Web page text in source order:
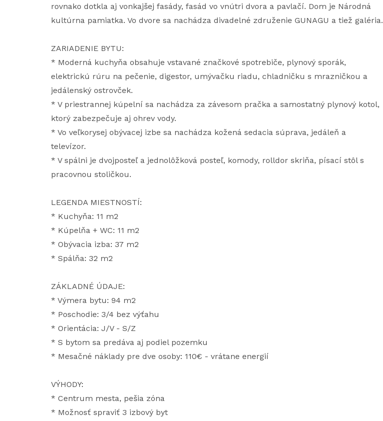
rovnako dotkla aj vonkajšej fasády, fasád vo vnútri dvora a pavlačí. Dom je Národná
kultúrna pamiatka. Vo dvore sa nachádza divadelné združenie GUNAGU a tiež galéria.
ZARIADENIE BYTU:
* Moderná kuchyňa obsahuje vstavané značkové spotrebiče, plynový sporák,
elektrickú rúru na pečenie, digestor, umývačku riadu, chladničku s mrazničkou a
jedálenský ostrovček.
* V priestrannej kúpelní sa nachádza za závesom pračka a samostatný plynový kotol,
ktorý zabezpečuje aj ohrev vody.
* Vo veľkorysej obývacej izbe sa nachádza kožená sedacia súprava, jedáleň a
televízor.
* V spálni je dvojposteľ a jednolôžková posteľ, komody, rolldor skriňa, písací stôl s
pracovnou stoličkou.
LEGENDA MIESTNOSTÍ:
* Kuchyňa: 11 m2
* Kúpelňa + WC: 11 m2
* Obývacia izba: 37 m2
* Spálňa: 32 m2
ZÁKLADNÉ ÚDAJE:
* Výmera bytu: 94 m2
* Poschodie: 3/4 bez výťahu
* Orientácia: J/V - S/Z
* S bytom sa predáva aj podiel pozemku
* Mesačné náklady pre dve osoby: 110€ - vrátane energií
VÝHODY:
* Centrum mesta, pešia zóna
* Možnosť spraviť 3 izbový byt